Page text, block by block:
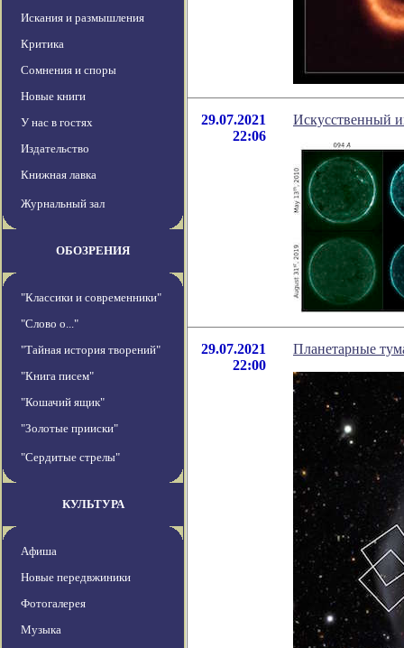
Искания и размышления
Критика
Сомнения и споры
Новые книги
У нас в гостях
Издательство
Книжная лавка
Журнальный зал
ОБОЗРЕНИЯ
"Классики и современники"
"Слово о..."
"Тайная история творений"
"Книга писем"
"Кошачий ящик"
"Золотые прииски"
"Сердитые стрелы"
КУЛЬТУРА
Афиша
Новые передвжиники
Фотогалерея
Музыка
29.07.2021
22:06
Искусственный
29.07.2021
22:00
Планетарные